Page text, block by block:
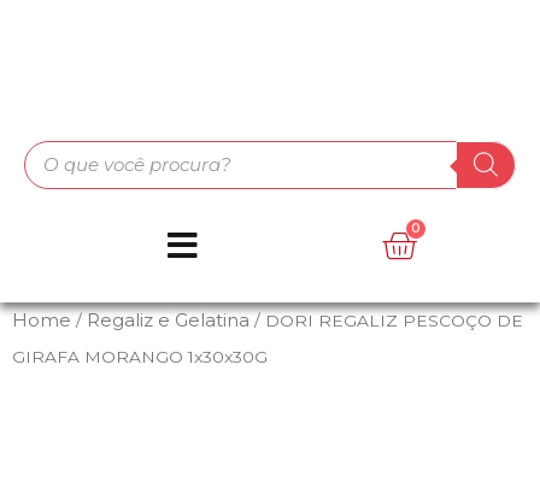
Home / Regaliz e Gelatina / DORI REGALIZ PESCOÇO DE
GIRAFA MORANGO 1x30x30G